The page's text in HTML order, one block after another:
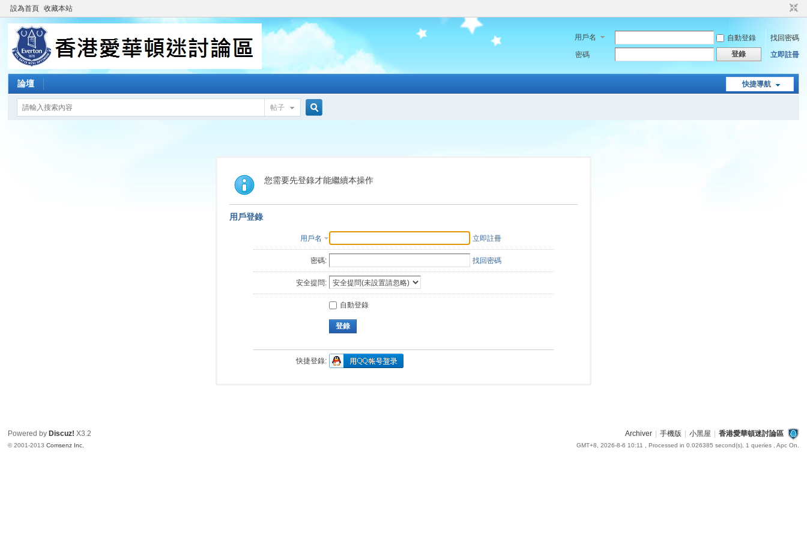
設為首頁 收藏本站
用戶名 自動登錄
找回密碼
密碼
登錄 立即註冊
快捷導航
論壇
帖子
索
您需要先登錄才能繼續本操作
用戶登錄
用戶名 立即註冊
密碼: 找回密碼
安全提問:
自動登錄
登錄
快捷登錄:
Archiver 手機版 小黑屋 香港愛華頓迷討論區
GMT+8, 2026-8-6 10:11 , Processed in 0.026385 second(s), 1 queries , Apc On.
Powered by Discuz! X3.2
© 2001-2013Comsenz Inc.